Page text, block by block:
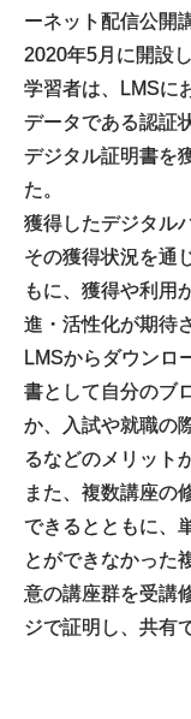
ーネット配信公開
2020年5月に開設し
学習者は、LMSに
データである認証
デジタル証明書を
た。
獲得したデジタル
その獲得状況を通
もに、獲得や利用
進・活性化が期待
LMSからダウンロ
書として自分のブ
か、入試や就職の
るなどのメリット
また、複数講座の
できるとともに、
とができなかった
意の講座群を受講
ジで証明し、共有